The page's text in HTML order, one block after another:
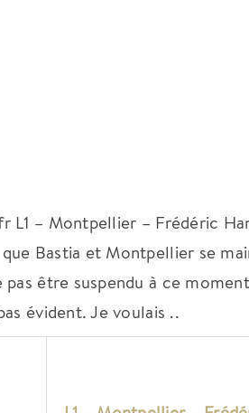
L1 – Montpellier – Frédéric
Bastia et Montpellier se
pas être suspendu à ce
évident. Je voulais ..